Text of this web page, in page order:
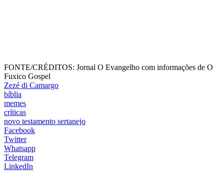
FONTE/CRÉDITOS: Jornal O Evangelho com informações de O
Fuxico Gospel
Zezé di Camargo
bíblia
memes
críticas
novo testamento sertanejo
Facebook
Twitter
Whatsapp
Telegram
LinkedIn